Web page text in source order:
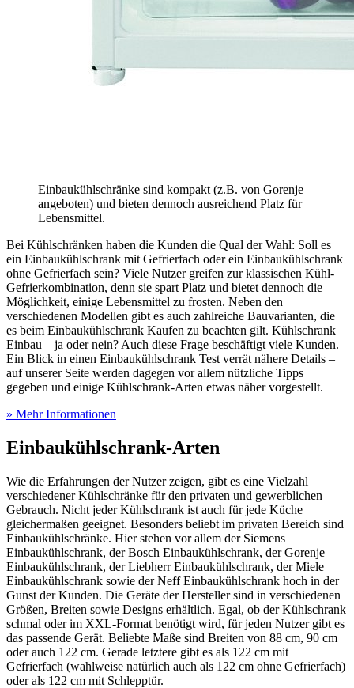
Einbaukühlschränke sind kompakt (z.B. von Gorenje
angeboten) und bieten dennoch ausreichend Platz für
Lebensmittel.
Bei Kühlschränken haben die Kunden die Qual der Wahl: Soll es
ein Einbaukühlschrank mit Gefrierfach oder ein Einbaukühlschrank
ohne Gefrierfach sein? Viele Nutzer greifen zur klassischen Kühl-
Gefrierkombination, denn sie spart Platz und bietet dennoch die
Möglichkeit, einige Lebensmittel zu frosten. Neben den
verschiedenen Modellen gibt es auch zahlreiche Bauvarianten, die
es beim Einbaukühlschrank Kaufen zu beachten gilt. Kühlschrank
Einbau – ja oder nein? Auch diese Frage beschäftigt viele Kunden.
Ein Blick in einen Einbaukühlschrank Test verrät nähere Details –
auf unserer Seite werden dagegen vor allem nützliche Tipps
gegeben und einige Kühlschrank-Arten etwas näher vorgestellt.
» Mehr Informationen
Einbaukühlschrank-Arten
Wie die Erfahrungen der Nutzer zeigen, gibt es eine Vielzahl
verschiedener Kühlschränke für den privaten und gewerblichen
Gebrauch. Nicht jeder Kühlschrank ist auch für jede Küche
gleichermaßen geeignet. Besonders beliebt im privaten Bereich sind
Einbaukühlschränke. Hier stehen vor allem der Siemens
Einbaukühlschrank, der Bosch Einbaukühlschrank, der Gorenje
Einbaukühlschrank, der Liebherr Einbaukühlschrank, der Miele
Einbaukühlschrank sowie der Neff Einbaukühlschrank hoch in der
Gunst der Kunden. Die Geräte der Hersteller sind in verschiedenen
Größen, Breiten sowie Designs erhältlich. Egal, ob der Kühlschrank
schmal oder im XXL-Format benötigt wird, für jeden Nutzer gibt es
das passende Gerät. Beliebte Maße sind Breiten von 88 cm, 90 cm
oder auch 122 cm. Gerade letztere gibt es als 122 cm mit
Gefrierfach (wahlweise natürlich auch als 122 cm ohne Gefrierfach)
oder als 122 cm mit Schlepptür.